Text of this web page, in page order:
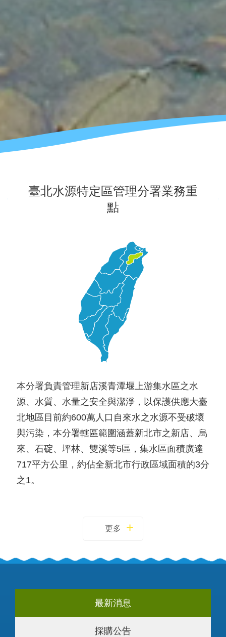
臺北水源特定區管理分署業務重
點
本分署負責管理新店溪青潭堰上游集水區之水
源、水質、水量之安全與潔淨，以保護供應大臺
北地區目前約600萬人口自來水之水源不受破壞
與污染，本分署轄區範圍涵蓋新北市之新店、烏
來、石碇、坪林、雙溪等5區，集水區面積廣達
717平方公里，約佔全新北市行政區域面積的3分
之1。
更多
最新消息
採購公告